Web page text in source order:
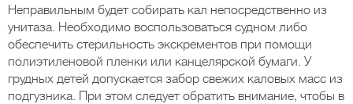
Неправильным будет собирать кал непосредственно из
унитаза. Необходимо воспользоваться судном либо
обеспечить стерильность экскрементов при помощи
полиэтиленовой пленки или канцелярской бумаги. У
грудных детей допускается забор свежих каловых масс из
подгузника. При этом следует обратить внимание, чтобы в